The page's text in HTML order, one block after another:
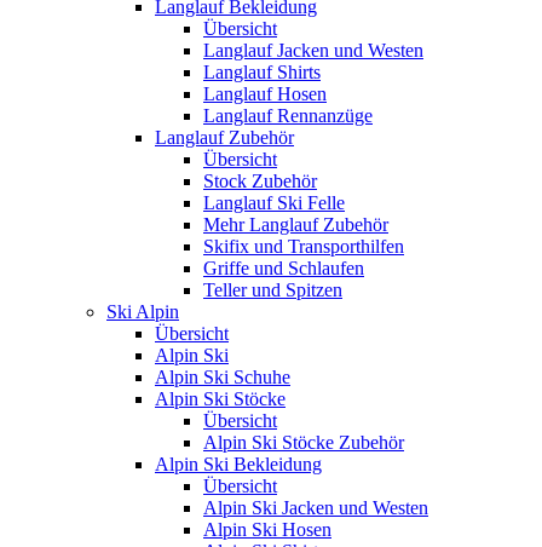
Langlauf Bekleidung
Übersicht
Langlauf Jacken und Westen
Langlauf Shirts
Langlauf Hosen
Langlauf Rennanzüge
Langlauf Zubehör
Übersicht
Stock Zubehör
Langlauf Ski Felle
Mehr Langlauf Zubehör
Skifix und Transporthilfen
Griffe und Schlaufen
Teller und Spitzen
Ski Alpin
Übersicht
Alpin Ski
Alpin Ski Schuhe
Alpin Ski Stöcke
Übersicht
Alpin Ski Stöcke Zubehör
Alpin Ski Bekleidung
Übersicht
Alpin Ski Jacken und Westen
Alpin Ski Hosen